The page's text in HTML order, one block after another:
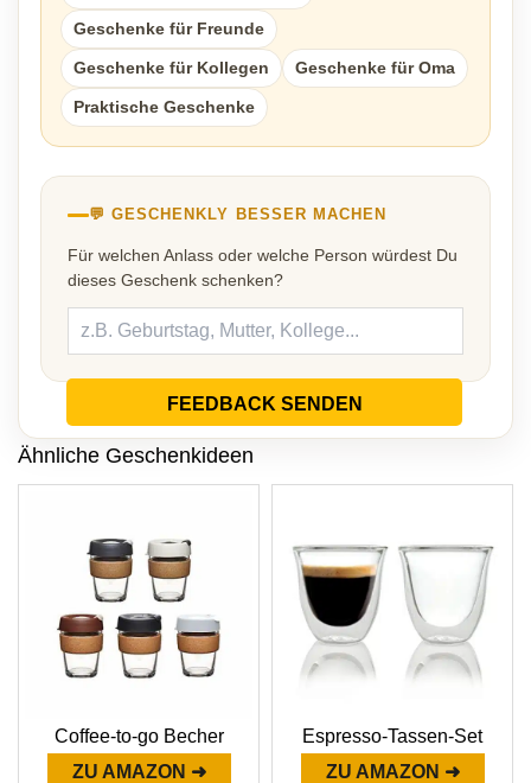
Geschenke für Freunde
Geschenke für Kollegen Geschenke für Oma
Praktische Geschenke
💬 GESCHENKLY BESSER MACHEN
Für welchen Anlass oder welche Person würdest Du
dieses Geschenk schenken?
FEEDBACK SENDEN
Ähnliche Geschenkideen
Coffee-to-go Becher
ZU AMAZON ➜
Espresso-Tassen-Set
ZU AMAZON ➜